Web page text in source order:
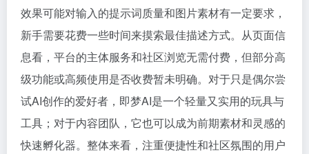
效果可能对输入的提示词质量和图片素材有一定要求，
新手需要花费一些时间来摸索最佳描述方式。从页面信
息看，平台的主体服务和社区浏览无需付费，但部分高
级功能或高频使用是否收费暂未明确。对于只是偶尔尝
试AI创作的爱好者，即梦AI是一个轻量又实用的玩具与
工具；对于内容团队，它也可以成为前期素材和灵感的
快速孵化器。整体来看，注重便捷性和社区氛围的用户